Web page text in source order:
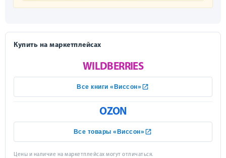
Купить на маркетплейсах
WILDBERRIES
Все книги «Виссон»
OZON
Все товары «Виссон»
Цены и наличие на маркетплейсах могут отличаться.